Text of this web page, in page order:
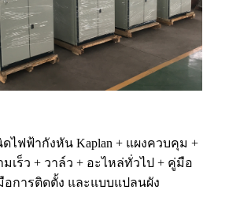
ดไฟฟ้ากังหัน Kaplan + แผงควบคุม +
เร็ว + วาล์ว + อะไหล่ทั่วไป + คู่มือ
อการติดตั้ง และแบบแปลนผัง